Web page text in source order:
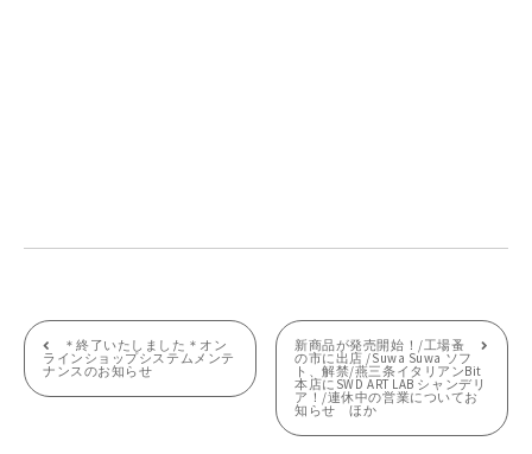
投
稿
新商品が発売開始！/工場蚤
の市に出店 /Suwa Suwa ソフ
ト、解禁/燕三条イタリアンBit
本店にSWD ART LAB シャンデリ
ア！/連休中の営業についてお
知らせ ほか
＊終了いたしました＊オン
ラインショップシステムメンテ
ナンスのお知らせ